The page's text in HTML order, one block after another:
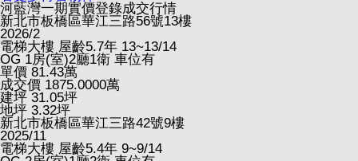
河藍灣一期實價登錄成交行情
新北市板橋區華江三路56號13樓
2026/2
電梯大樓 屋齡5.7年 13~13/14
OG 1房(室)2廳1衛 車位有
單價 81.43萬
成交價 1875.0000萬
建坪 31.05坪
地坪 3.32坪
新北市板橋區華江三路42號9樓
2025/11
電梯大樓 屋齡5.4年 9~9/14